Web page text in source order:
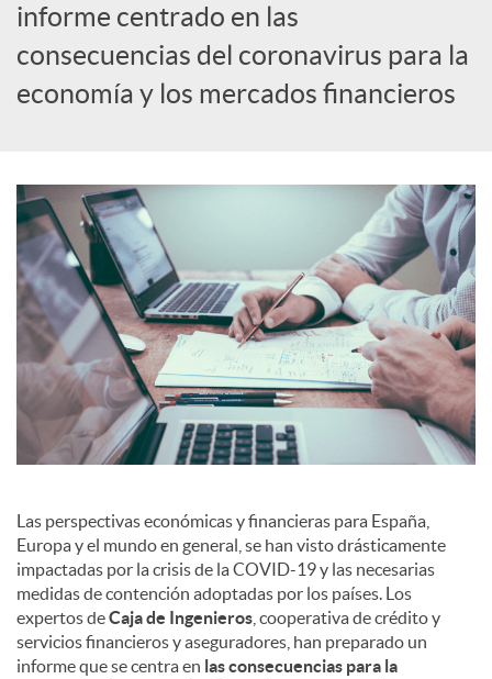
o
c
i
a
l
e
s
informe centrado en las
consecuencias del coronavirus para la
economía y los mercados financieros
Las perspectivas económicas y financieras para España,
Europa y el mundo en general, se han visto drásticamente
impactadas por la crisis de la COVID-19 y las necesarias
medidas de contención adoptadas por los países. Los
expertos deCaja de Ingenieros , cooperativa de crédito y
servicios financieros y aseguradores, han preparado un
informe que se centra en las consecuencias para la